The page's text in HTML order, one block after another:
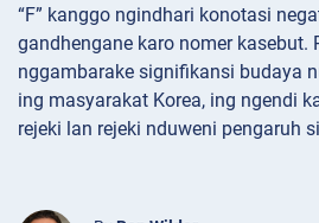
“F” kanggo ngindhari konotasi
gandhengane karo nomer kasebut.
nggambarake signifikansi budaya
ing masyarakat Korea, ing ngendi
rejeki lan rejeki nduweni pengaruh